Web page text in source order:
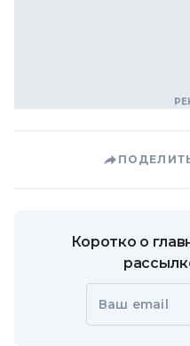
Коротко о
Ваш email